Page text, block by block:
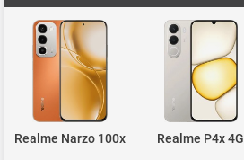
Realme Narzo 100x Realme P4x 4G